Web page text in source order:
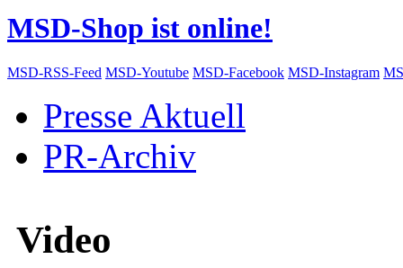
MSD-Shop ist online!
MSD-RSS-Feed MSD-Youtube MSD-Facebook MSD-Instagram
Presse Aktuell
PR-Archiv
Video